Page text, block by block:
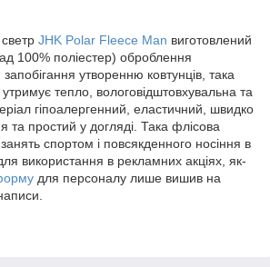
JHK Polar Fleece Man виготовлений
100% поліестер) оброблення
утворенню ковтунців, така
тепло, вологовідштовхувальна та
гіпоалергенний, еластичний, швидко
та простий у догляді. Така флісова
спортом і повсякденного носіння в
використання в рекламних акціях, як-
для персоналу лише вишив на